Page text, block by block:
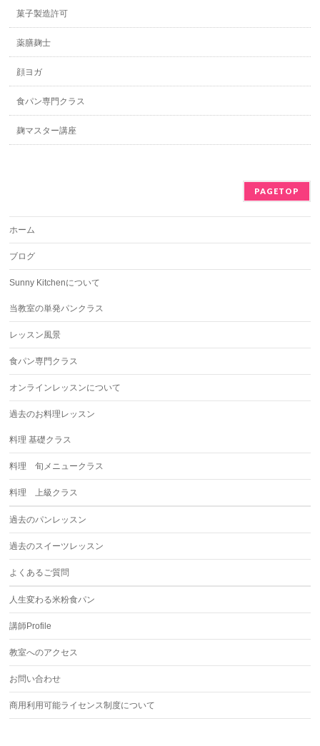
菓子製造許可
薬膳麹士
顔ヨガ
食パン専門クラス
麹マスター講座
PAGETOP
ホーム
ブログ
Sunny Kitchenについて
当教室の単発パンクラス
レッスン風景
食パン専門クラス
オンラインレッスンについて
過去のお料理レッスン
料理 基礎クラス
料理 旬メニュークラス
料理 上級クラス
過去のパンレッスン
過去のスイーツレッスン
よくあるご質問
人生変わる米粉食パン
講師Profile
教室へのアクセス
お問い合わせ
商用利用可能ライセンス制度について